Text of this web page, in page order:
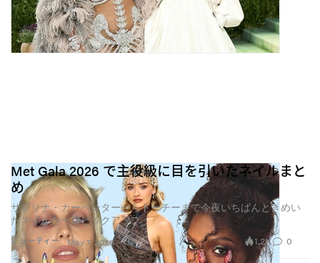
ビューティー
Met Gala 2026 で主役級に目を引いたネイルまと
め
サブリナ・カーペンターからドーチーまで今夜いちばんときめい
たネイルを一挙ピックアップ
May 7, 2026 1.2K 0